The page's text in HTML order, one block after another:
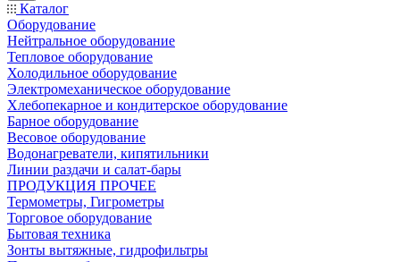
Каталог
Оборудование
Нейтральное оборудование
Тепловое оборудование
Холодильное оборудование
Электромеханическое оборудование
Хлебопекарное и кондитерское оборудование
Барное оборудование
Весовое оборудование
Водонагреватели, кипятильники
Линии раздачи и салат-бары
ПРОДУКЦИЯ ПРОЧЕЕ
Термометры, Гигрометры
Торговое оборудование
Бытовая техника
Зонты вытяжные, гидрофильтры